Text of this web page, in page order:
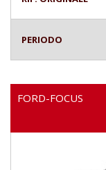
PERIODO
FORD-FOCUS